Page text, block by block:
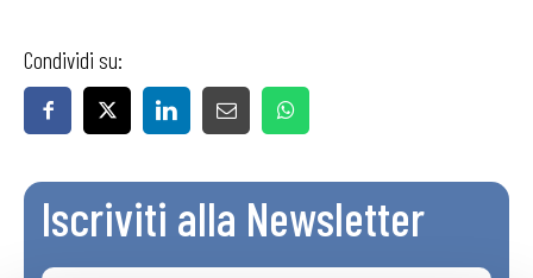
Condividi su:
Iscriviti alla Newsletter